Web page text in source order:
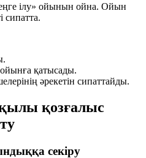
ілу» ойынын ойна. Ойын
сипатта.
қатысады.
әрекетін сипаттайды.
қозғалыс
секіру